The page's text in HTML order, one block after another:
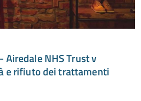
Airedale NHS Trust v
e rifiuto dei trattamenti